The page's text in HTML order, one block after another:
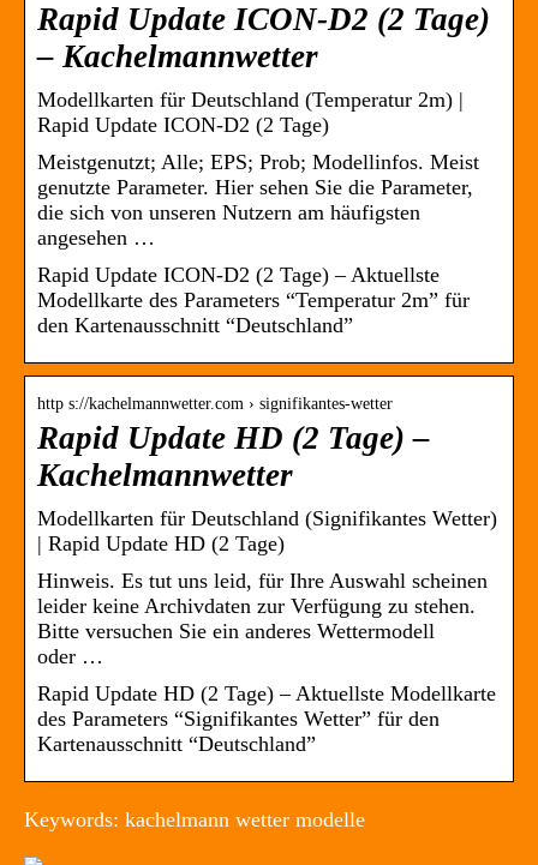
Rapid Update ICON-D2 (2 Tage)
– Kachelmannwetter
Modellkarten für Deutschland (Temperatur 2m) |
Rapid Update ICON-D2 (2 Tage)
Meistgenutzt; Alle; EPS; Prob; Modellinfos. Meist
genutzte Parameter. Hier sehen Sie die Parameter,
die sich von unseren Nutzern am häufigsten
angesehen …
Rapid Update ICON-D2 (2 Tage) – Aktuellste
Modellkarte des Parameters “Temperatur 2m” für
den Kartenausschnitt “Deutschland”
http s://kachelmannwetter.com › signifikantes-wetter
Rapid Update HD (2 Tage) –
Kachelmannwetter
Modellkarten für Deutschland (Signifikantes Wetter)
| Rapid Update HD (2 Tage)
Hinweis. Es tut uns leid, für Ihre Auswahl scheinen
leider keine Archivdaten zur Verfügung zu stehen.
Bitte versuchen Sie ein anderes Wettermodell
oder …
Rapid Update HD (2 Tage) – Aktuellste Modellkarte
des Parameters “Signifikantes Wetter” für den
Kartenausschnitt “Deutschland”
Keywords: kachelmann wetter modelle